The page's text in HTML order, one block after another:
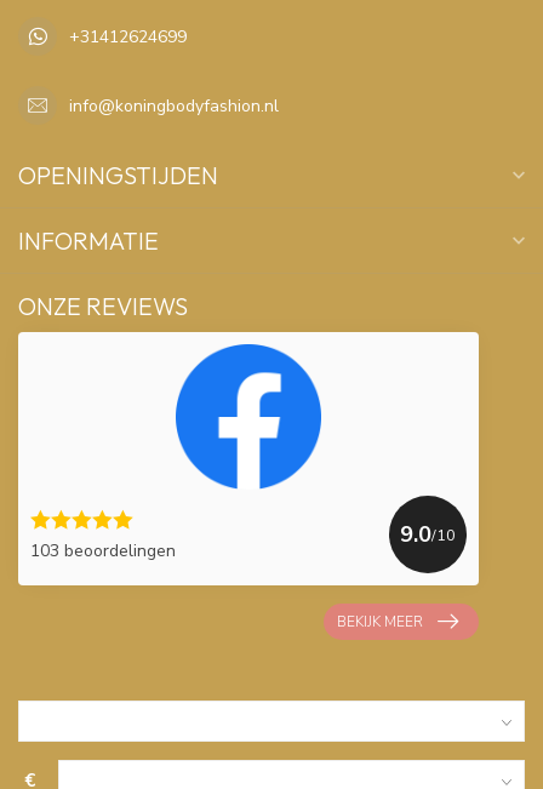
+31412624699
info@koningbodyfashion.nl
OPENINGSTIJDEN
INFORMATIE
ONZE REVIEWS
103 beoordelingen
9.0/10
BEKIJK MEER
€